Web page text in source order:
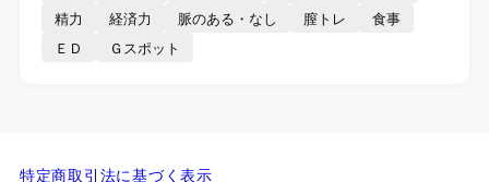
精力
経済力 脈のある・なし 膣トレ
食事
ＥＤ
Ｇスポット
特定商取引法に基づく表示